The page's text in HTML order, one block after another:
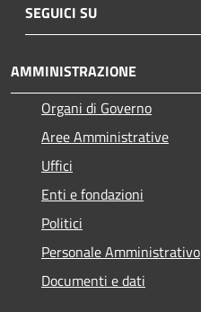
SEGUICI SU
AMMINISTRAZIONE
Organi di Governo
Aree Amministrative
Uffici
Enti e fondazioni
Politici
Personale Amministrativo
Documenti e dati